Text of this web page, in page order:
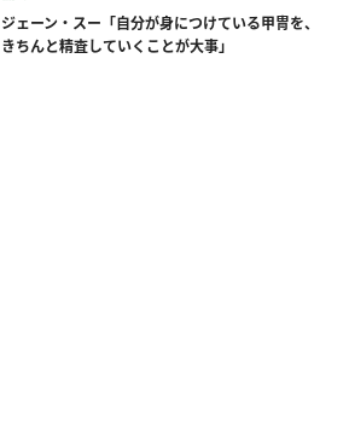
ジェーン・スー「自分が身につけている甲冑を、
きちんと精査していくことが大事」